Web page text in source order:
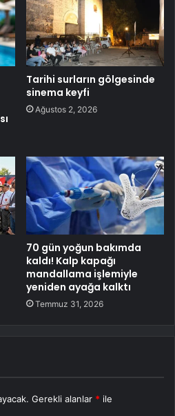
Tarihi surların gölgesinde
sinema keyfi
Ağustos 2, 2026
70 gün yoğun bakımda
kaldı! Kalp kapağı
mandallama işlemiyle
yeniden ayağa kalktı
Temmuz 31, 2026
Gerekli alanlar * ile